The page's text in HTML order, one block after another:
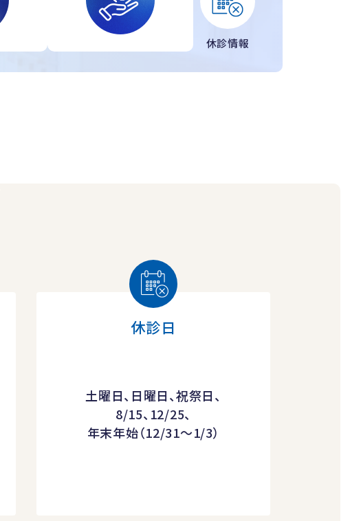
休診情報
休診日
土曜日、日曜日、祝祭日、
8/15、12/25、
年末年始（12/31～1/3）